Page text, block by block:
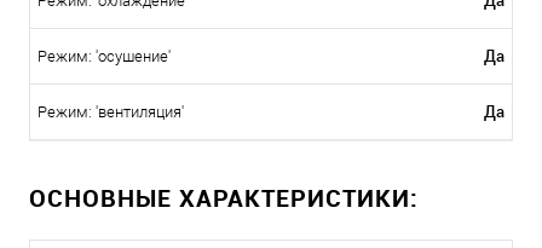
Режим: 'осушение' Да
Режим: 'вентиляция' Да
ОСНОВНЫЕ ХАРАКТЕРИСТИКИ: